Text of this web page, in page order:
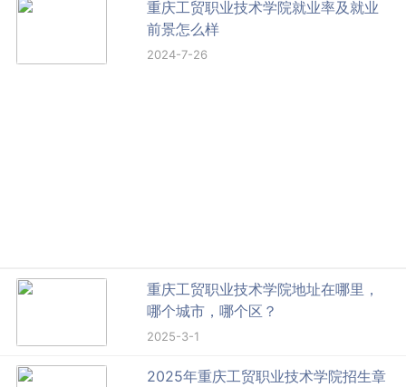
重庆工贸职业技术学院就业率及就业
前景怎么样
2024-7-26
重庆工贸职业技术学院地址在哪里，
哪个城市，哪个区？
2025-3-1
2025年重庆工贸职业技术学院招生章